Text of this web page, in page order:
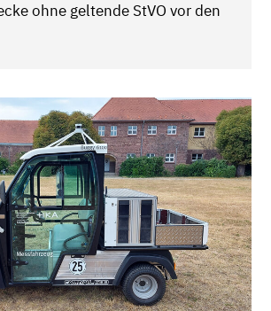
ohne geltende StVO vor den